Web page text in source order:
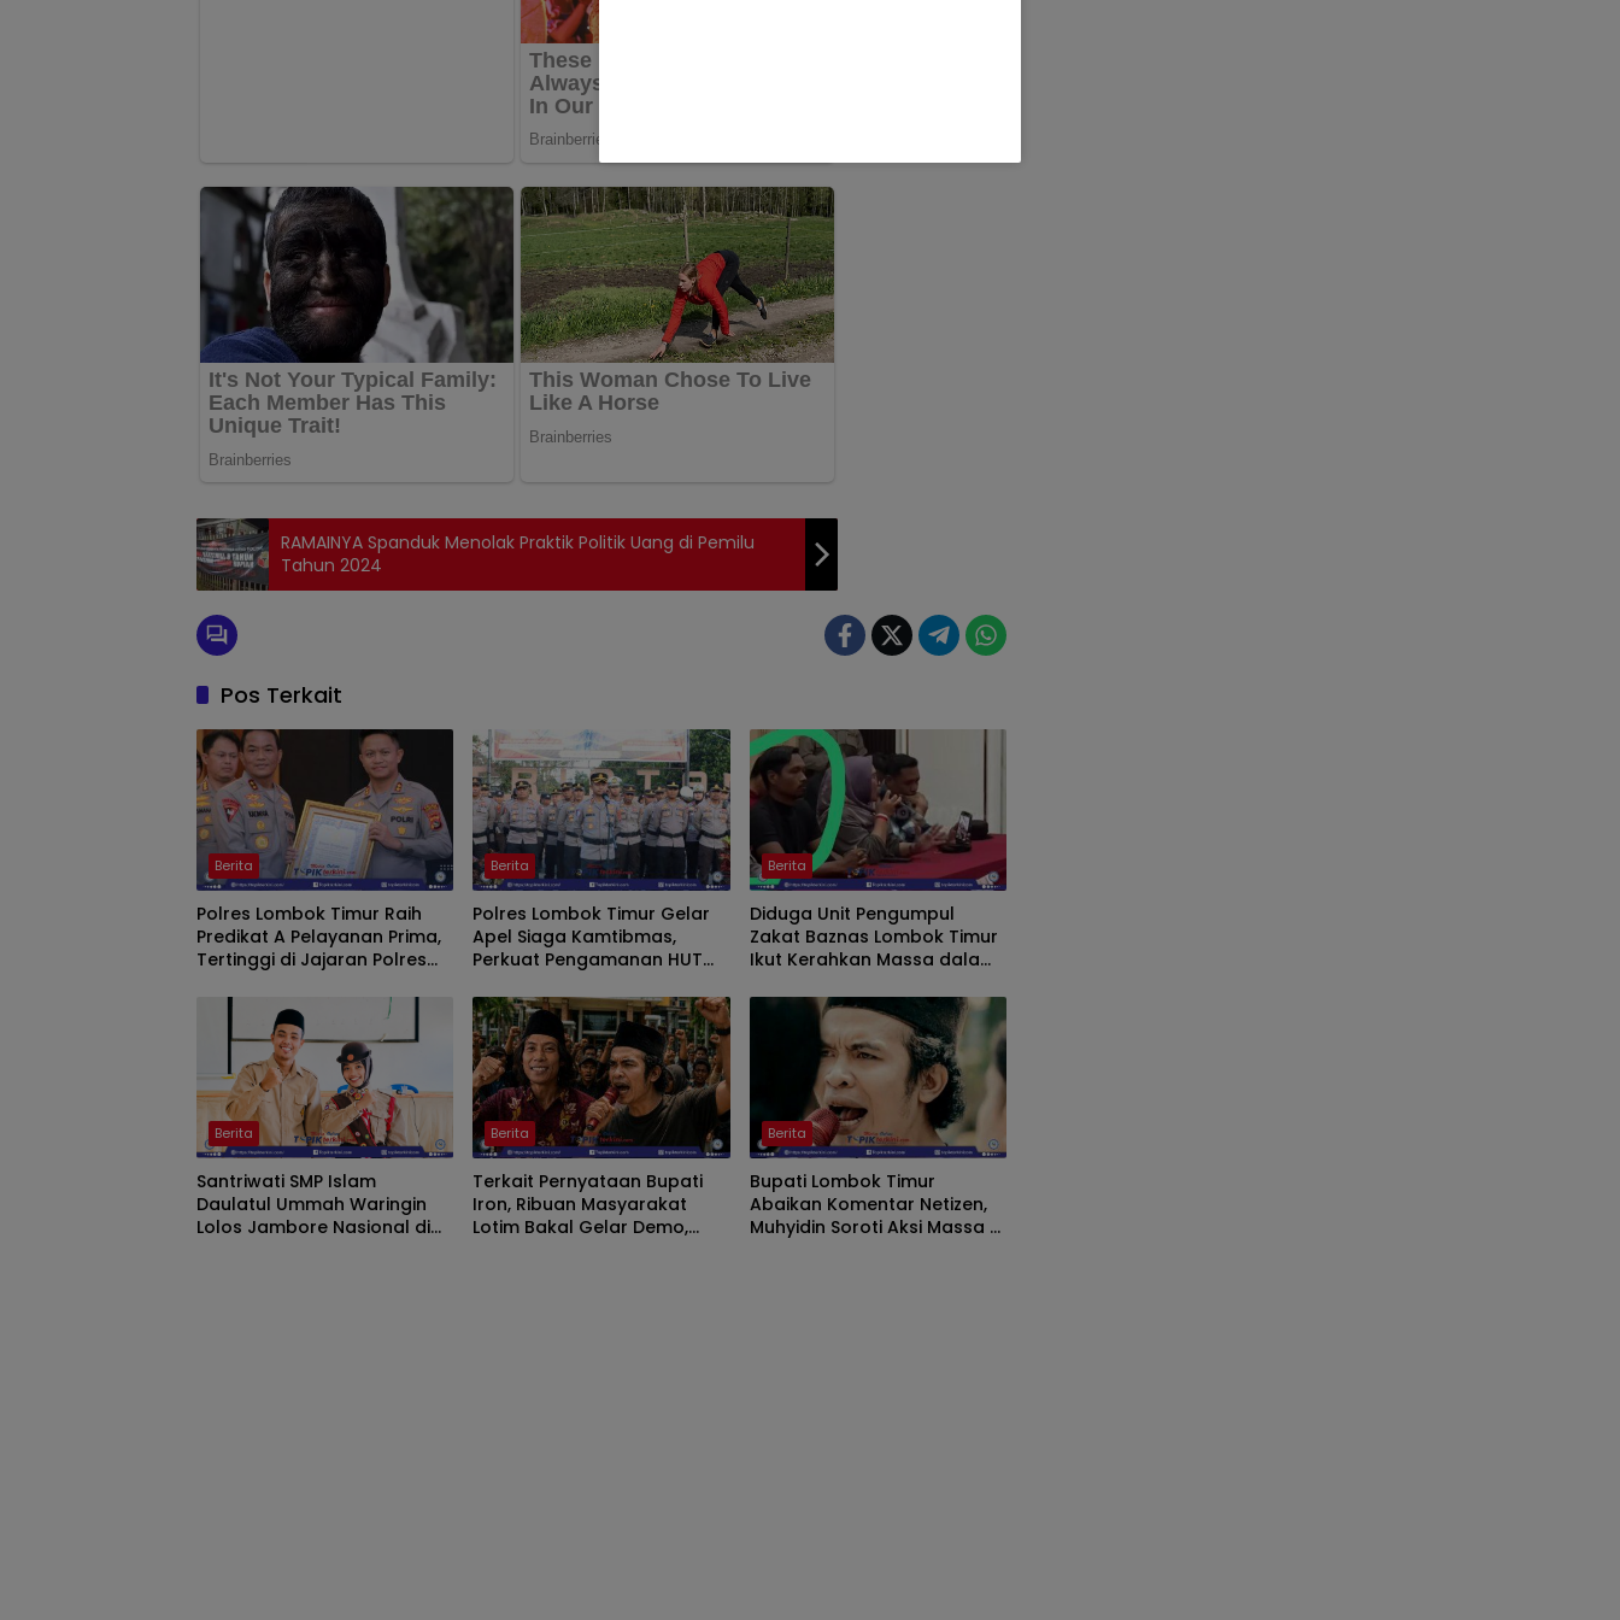
RAMAINYA Spanduk Menolak Praktik Politik Uang di Pemilu
Tahun 2024
Pos Terkait
Berita
Polres Lombok Timur Raih
Predikat A Pelayanan Prima,
Tertinggi di Jajaran Polres
Berita
Polres Lombok Timur Gelar
Apel Siaga Kamtibmas,
Perkuat Pengamanan HUT
Kapolri
Berita
Diduga Unit Pengumpul
Zakat Baznas Lombok Timur
Ikut Kerahkan Massa dalam
Berita
Santriwati SMP Islam
Daulatul Ummah Waringin
Lolos Jambore Nasional di
Berita
Terkait Pernyataan Bupati
Iron, Ribuan Masyarakat
Lotim Bakal Gelar Demo,
Berita
Bupati Lombok Timur
Abaikan Komentar Netizen,
Muhyidin Soroti Aksi Massa di